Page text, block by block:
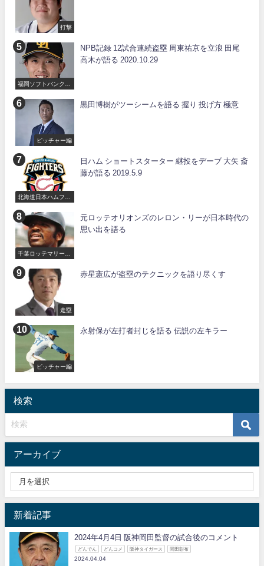
打撃
福岡ソフトバンクホ
NPB記録 12試合連続盗塁 周東祐京を立浪 田尾
高木が語る 2020.10.29
ピッチャー編
黒田博樹がツーシームを語る 握り 投げ方 極意
北海道日本ハムファ
日ハム ショートスターター 継投をデーブ 大矢 斎
藤が語る 2019.5.9
千葉ロッテマリーン
元ロッテオリオンズのレロン・リーが日本時代の
思い出を語る
走塁
赤星憲広が盗塁のテクニックを語り尽くす
ピッチャー編
永射保が左打者封じを語る 伝説の左キラー
検索
アーカイブ
新着記事
2024年4月4日 阪神岡田監督の試合後のコメント
どんでん どんコメ 阪神タイガース 岡田彰布
2024.04.04